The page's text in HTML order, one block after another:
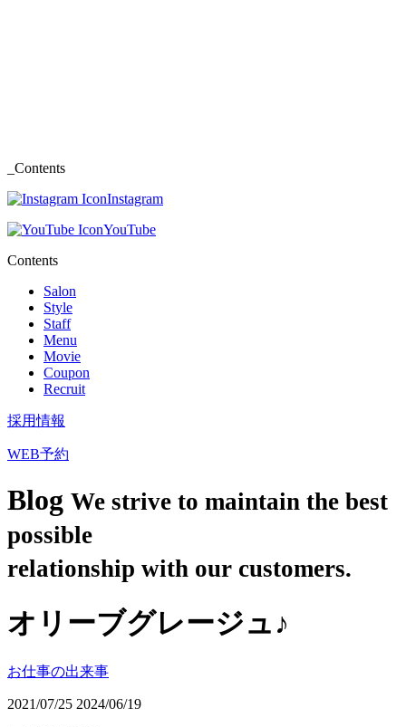
_Contents
Instagram
YouTube
Contents
Salon
Style
Staff
Menu
Movie
Coupon
Recruit
採用情報
WEB予約
Blog We strive to maintain the best
possible
relationship with our customers.
オリーブグレージュ♪
お仕事の出来事
2021/07/25 2024/06/19